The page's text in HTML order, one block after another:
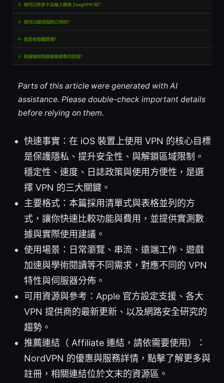
Parts of this article were generated with AI
assistance. Please double-check important details
before relying on them.
快速事實：在 iOS 裝置上使用 VPN 的核心目標
是保護隱私、提升安全性、與解鎖區域限制。
穩定性、速度、日誌政策與使用方便性，是選
擇 VPN 的三大關鍵。
主要格式：本篇採用清單式與表格並列的方
式，讓你快速比較功能與費用，並提供實測數
據與實際使用建議。
使用場景：日常瀏覽、串流、遠端工作、遊戲
加速與學術閱讀等不同需求，對應不同的 VPN
特性與伺服器分佈。
可用資源與參考：Apple 官方設定支援、各大
VPN 提供商的最新更新、以及網路安全研究的
趨勢。
推薦連結（ Affiliate 連結，請依需要使用）：
NordVPN 的優惠與服務詳情，點擊了解更多與
註冊，相關連結位於文末的資源區。